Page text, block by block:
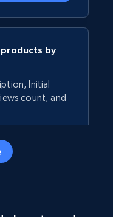
by
Initial
count, and
ahora